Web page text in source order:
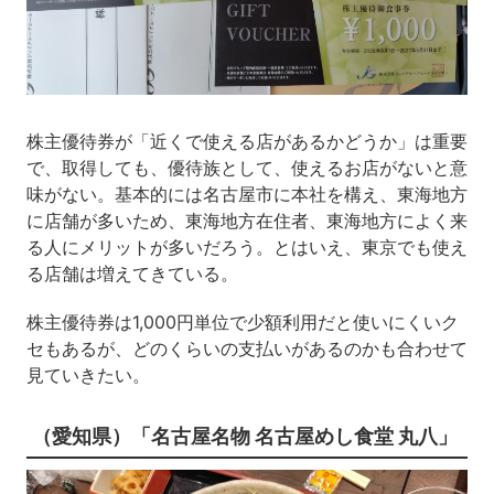
株主優待券が「近くで使える店があるかどうか」は重要
で、取得しても、優待族として、使えるお店がないと意
味がない。基本的には名古屋市に本社を構え、東海地方
に店舗が多いため、東海地方在住者、東海地方によく来
る人にメリットが多いだろう。とはいえ、東京でも使え
る店舗は増えてきている。
株主優待券は1,000円単位で少額利用だと使いにくいク
セもあるが、どのくらいの支払いがあるのかも合わせて
見ていきたい。
（愛知県）「名古屋名物 名古屋めし食堂 丸八」